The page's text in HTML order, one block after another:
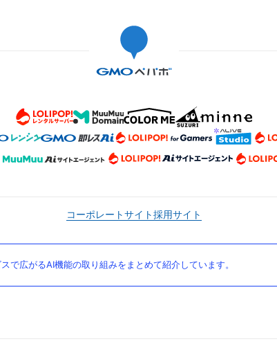
コーポレートサイト採用サイト
で広がるAI機能の取り組みをまとめて紹介しています。